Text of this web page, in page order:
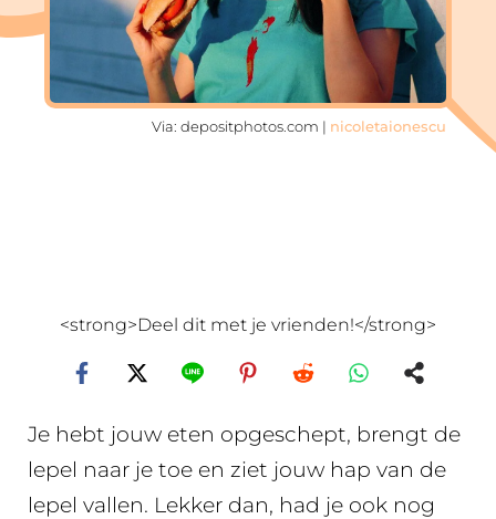
Via: depositphotos.com | nicoletaionescu
<strong>Deel dit met je vrienden!</strong>
Je hebt jouw eten opgeschept, brengt de
lepel naar je toe en ziet jouw hap van de
lepel vallen. Lekker dan, had je ook nog